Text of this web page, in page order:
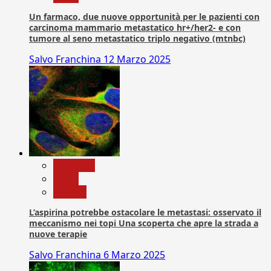
Un farmaco, due nuove opportunità per le pazienti con
carcinoma mammario metastatico hr+/her2- e con
tumore al seno metastatico triplo negativo (mtnbc)
Salvo Franchina 12 Marzo 2025
L’aspirina potrebbe ostacolare le metastasi: osservato il
meccanismo nei topi Una scoperta che apre la strada a
nuove terapie
Salvo Franchina 6 Marzo 2025